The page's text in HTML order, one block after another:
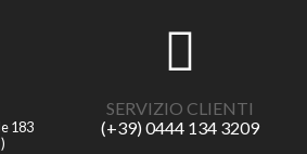
183
SERVIZIO CLIENTI
(+39) 0444 134 3209